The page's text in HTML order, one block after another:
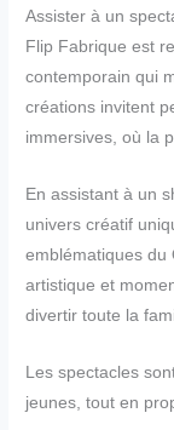
Assister à un
Flip Fabrique est
contemporain qui
créations invitent
immersives, où la
En assistant à un
univers créatif
emblématiques du
artistique et
divertir toute la
Les spectacles
jeunes, tout en